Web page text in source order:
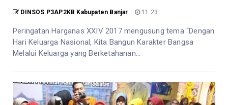
DINSOS P3AP2KB Kabupaten Banjar 11.23
Peringatan Harganas XXIV 2017 mengusung tema “Dengan
Hari Keluarga Nasional, Kita Bangun Karakter Bangsa
Melalui Keluarga yang Berketahanan...